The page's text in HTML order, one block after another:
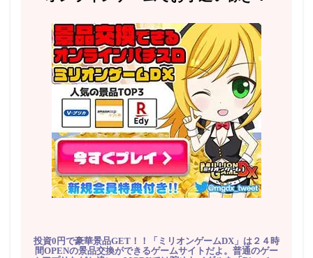
投資0円で豪華景品GET！！「ミリオンゲームDX」は２４時
間OPENの景品交換ができるゲームサイトだよ。普通のゲー